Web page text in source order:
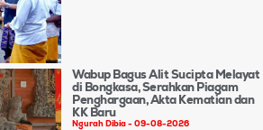
Wabup Bagus Alit Sucipta Melayat
di Bongkasa, Serahkan Piagam
Penghargaan, Akta Kematian dan
KK Baru
Ngurah Dibia 09-08-2026